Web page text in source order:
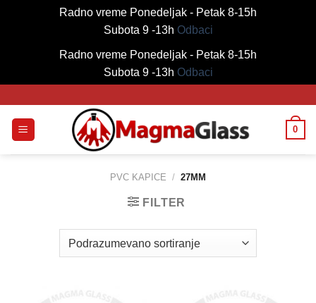
Radno vreme Ponedeljak - Petak 8-15h
Subota 9 -13h Odbaci
Radno vreme Ponedeljak - Petak 8-15h
Subota 9 -13h Odbaci
content
0
PVC KAPICE / 27MM
FILTER